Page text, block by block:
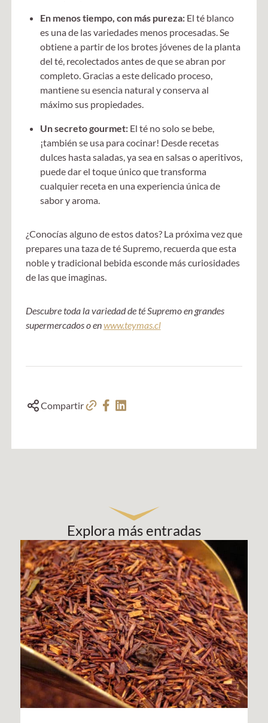
En menos tiempo, con más pureza: El té blanco
es una de las variedades menos procesadas. Se
obtiene a partir de los brotes jóvenes de la planta
del té, recolectados antes de que se abran por
completo. Gracias a este delicado proceso,
mantiene su esencia natural y conserva al
máximo sus propiedades.
Un secreto gourmet:El té no solo se bebe,
¡también se usa para cocinar! Desde recetas
dulces hasta saladas, ya sea en salsas o aperitivos,
puede dar el toque único que transforma
cualquier receta en una experiencia única de
sabor y aroma.
¿Conocías alguno de estos datos? La próxima vez que
prepares una taza de té Supremo, recuerda que esta
noble y tradicional bebida esconde más curiosidades
de las que imaginas.
Descubre toda la variedad de té Supremo en grandes
supermercados o enwww.teymas.cl
Compartir
Explora más entradas